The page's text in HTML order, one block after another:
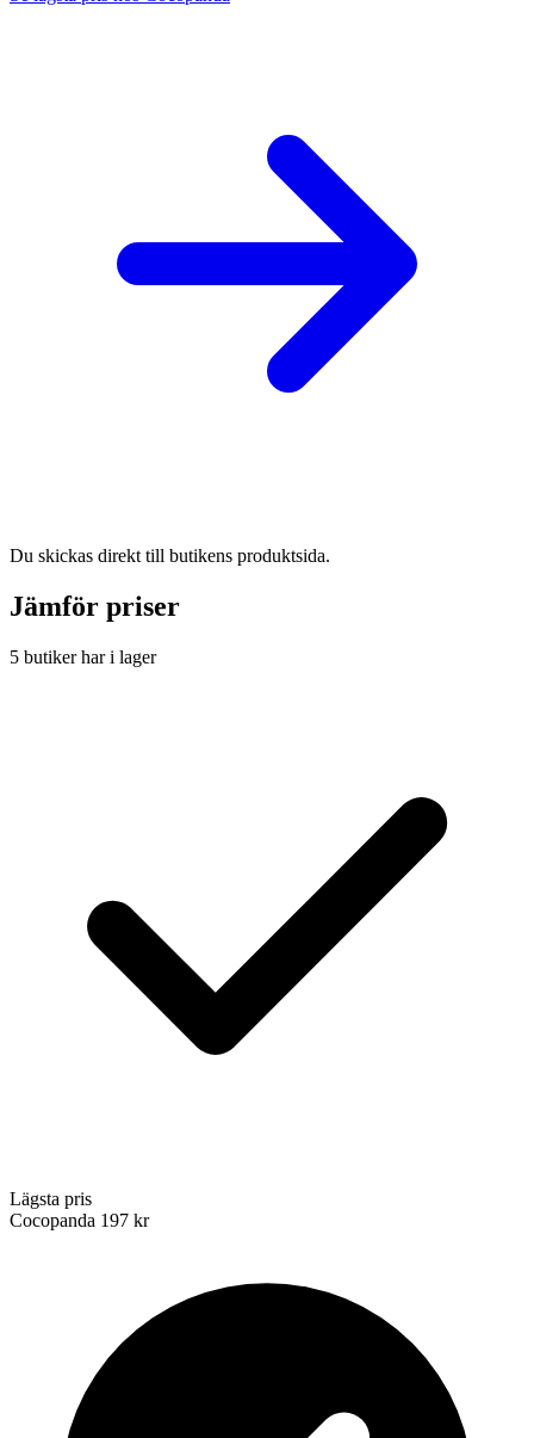
Du skickas direkt till butikens produktsida.
Jämför priser
5 butiker har i lager
Lägsta pris
Cocopanda 197 kr